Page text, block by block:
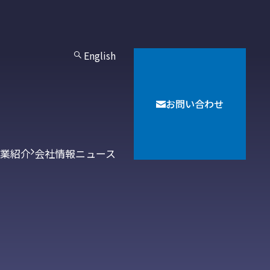
English
紹介 会社情報ニュース
お問い合わせ